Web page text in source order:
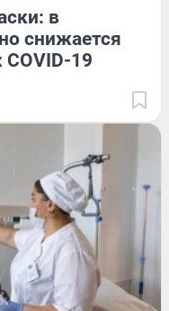
в
снижается
19